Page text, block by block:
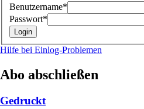
Benutzername*
Passwort*
Hilfe bei Einlog-Problemen
Abo abschließen
Gedruckt